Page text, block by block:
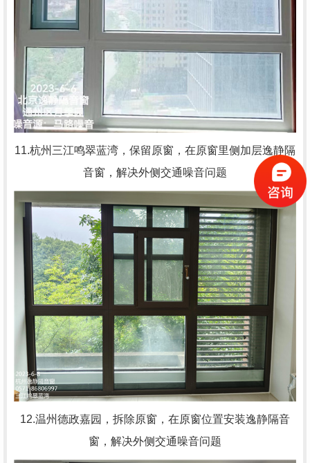
11.杭州三江鸣翠蓝湾， 保留原窗，在原窗里侧加层逸静隔
音窗，解决外侧交通噪音问题
12.温州德政嘉园，拆除原窗，在原窗位置安装逸静隔音
窗，解决外侧交通噪音问题